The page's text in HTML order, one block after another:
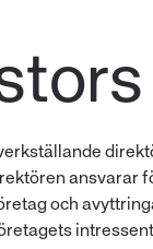
ansvarar
och